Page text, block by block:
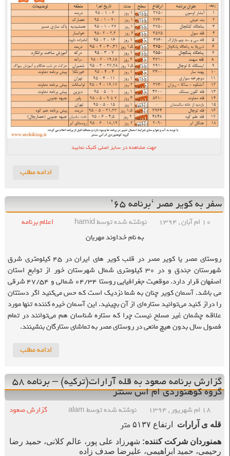
جهت مشاهده در سایز اصلی کلیک نمایید
ادامه مطلب
سفر به کویر مصر ‘برنامه ۶۵’
۱۰ ام آبان , ۱۳۹۴ نوشته شده توسط hamid
اعلام برنامه
به نام خداوند مهربان
روستای مصر یا کویر مصر در قلب کویر های ایران در ۴۵ کیلومتری شرق
شهرستان جندق و در ۳۰ کیلومتری شمال شهرستان خور از توابع استان
اصفهان قرار دارد. موقعیت جغرافیایی روستا ۰۴/۳۴ شمالی و ۴۷/۵۴ شرقی
می باشد. آسمان کویر چنان به شما نزدیک است که حس می‌کنید اگر دستتان
را دراز کنید می‌توانید ستاره‌ای از آن بچینید. این آسمان خیره کننده تنها مورد
علاقه چشمان غیر مسلح نیست چرا که ستاره شناسان هم می‌توانند در تمام
فصول سال بدون هیچ مانعی در روستای مصر به تماشای ستارگان بنشینند.
ادامه مطلب
گزارش برنامه صعود به قله آرارات(ترکیه) – برنامه ۵۸
گروه کوهنوردی ام اس سنتر
۱۸ ام شهریور , ۱۳۹۴ نوشته شده توسط alam گزارش صعود
قله ی آراراتارتفاع ۵۱۳۷ متر
همنوردان شرکت کننده: شهرزاد علی پور، عالم کلانی، حمید رضا
رحیمی، حمید ابراهیمی، علیرضا صدف زاده